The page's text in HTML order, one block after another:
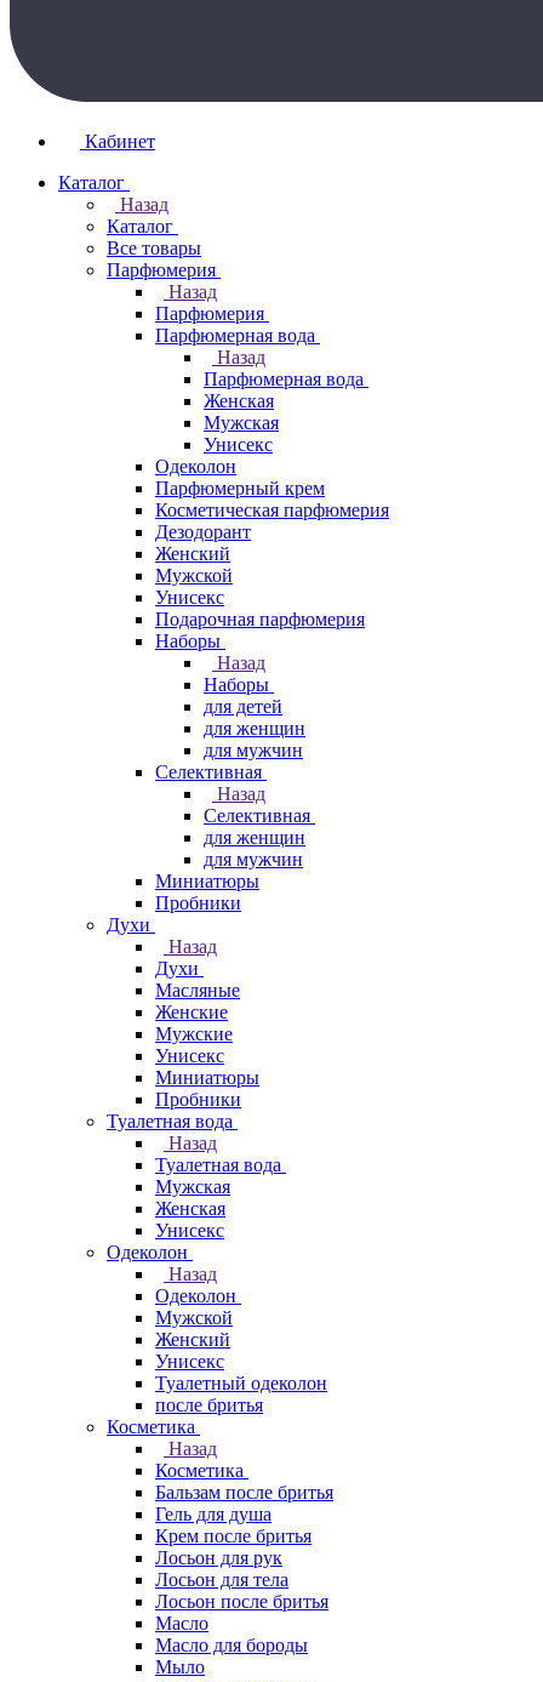
Кабинет
Каталог
Назад
Каталог
Все товары
Парфюмерия
Назад
Парфюмерия
Парфюмерная вода
Назад
Парфюмерная вода
Женская
Мужская
Унисекс
Одеколон
Парфюмерный крем
Косметическая парфюмерия
Дезодорант
Женский
Мужской
Унисекс
Подарочная парфюмерия
Наборы
Назад
Наборы
для детей
для женщин
для мужчин
Селективная
Назад
Селективная
для женщин
для мужчин
Миниатюры
Пробники
Духи
Назад
Духи
Масляные
Женские
Мужские
Унисекс
Миниатюры
Пробники
Туалетная вода
Назад
Туалетная вода
Мужская
Женская
Унисекс
Одеколон
Назад
Одеколон
Мужской
Женский
Унисекс
Туалетный одеколон
после бритья
Косметика
Назад
Косметика
Бальзам после бритья
Гель для душа
Крем после бритья
Лосьон для рук
Лосьон для тела
Лосьон после бритья
Масло
Масло для бороды
Мыло